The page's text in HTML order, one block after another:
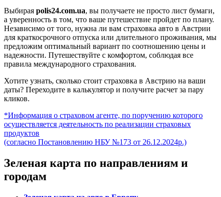
Выбирая polis24.com.ua, вы получаете не просто лист бумаги,
а уверенность в том, что ваше путешествие пройдет по плану.
Независимо от того, нужна ли вам страховка авто в Австрии
для краткосрочного отпуска или длительного проживания, мы
предложим оптимальный вариант по соотношению цены и
надежности. Путешествуйте с комфортом, соблюдая все
правила международного страхования.
Хотите узнать, сколько стоит страховка в Австрию на ваши
даты? Переходите в калькулятор и получите расчет за пару
кликов.
*Информация о страховом агенте, по поручению которого
осуществляется деятельность по реализации страховых
продуктов
(согласно Постановлению НБУ №173 от 26.12.2024р.)
Зеленая карта по направлениям и
городам